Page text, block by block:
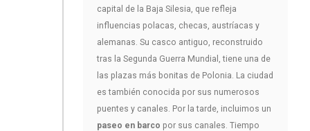
capital de la Baja Silesia, que refleja
influencias polacas, checas, austríacas y
alemanas. Su casco antiguo, reconstruido
tras la Segunda Guerra Mundial, tiene una de
las plazas más bonitas de Polonia. La ciudad
es también conocida por sus numerosos
puentes y canales. Por la tarde, incluimos un
paseo en barco por sus canales. Tiempo